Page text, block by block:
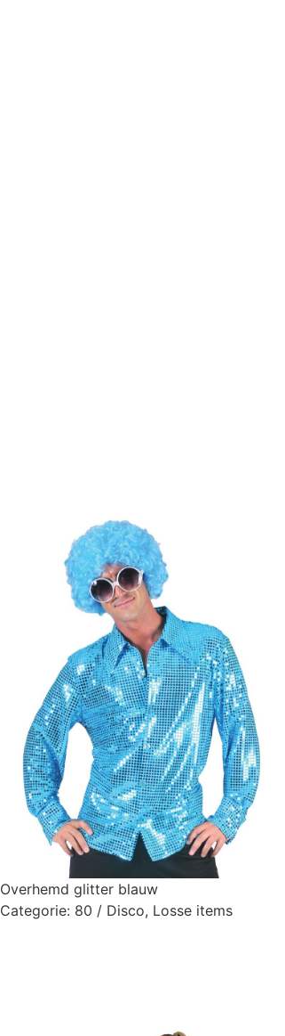
Overhemd glitter blauw
Categorie: 80 / Disco, Losse items